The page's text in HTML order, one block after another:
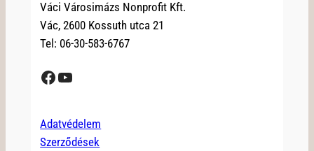
Váci Városimázs Nonprofit Kft.
Vác, 2600 Kossuth utca 21
Tel: 06-30-583-6767
Facebook YouTube
Adatvédelem
Szerződések